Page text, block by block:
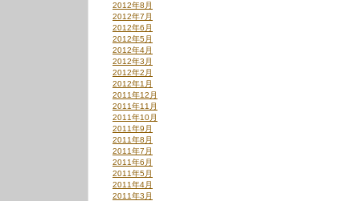
2012年8月
2012年7月
2012年6月
2012年5月
2012年4月
2012年3月
2012年2月
2012年1月
2011年12月
2011年11月
2011年10月
2011年9月
2011年8月
2011年7月
2011年6月
2011年5月
2011年4月
2011年3月